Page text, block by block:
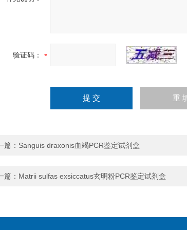
验证码：
篇： Sanguis draxonis血竭PCR鉴定试剂盒
篇： Matrii sulfas exsiccatus玄明粉PCR鉴定试剂盒